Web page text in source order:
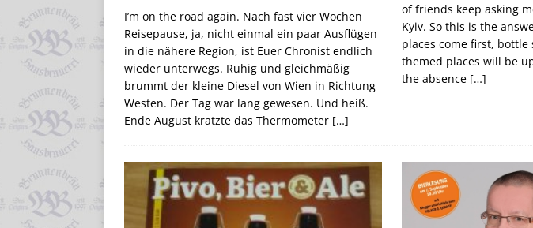
I’m on the road again. Nach fast vier Wochen
Reisepause, ja, nicht einmal ein paar Ausflügen
in die nähere Region, ist Euer Chronist endlich
wieder unterwegs. Ruhig und gleichmäßig
brummt der kleine Diesel von Wien in Richtung
Westen. Der Tag war lang gewesen. Und heiß.
Ende August kratzte das Thermometer […]
of friends keep asking
Kyiv. So this is the
places come first,
themed places will be
the absence […]